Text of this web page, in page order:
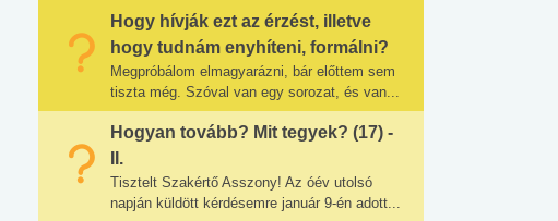
Hogy hívják ezt az érzést, illetve
hogy tudnám enyhíteni, formálni?
Megpróbálom elmagyarázni, bár előttem sem
tiszta még. Szóval van egy sorozat, és van...
Hogyan tovább? Mit tegyek? (17) -
II.
Tisztelt Szakértő Asszony! Az óév utolsó
napján küldött kérdésemre január 9-én adott...